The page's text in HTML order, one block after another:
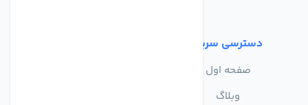
دسترسی سریع
صفحه اول
وبلاگ